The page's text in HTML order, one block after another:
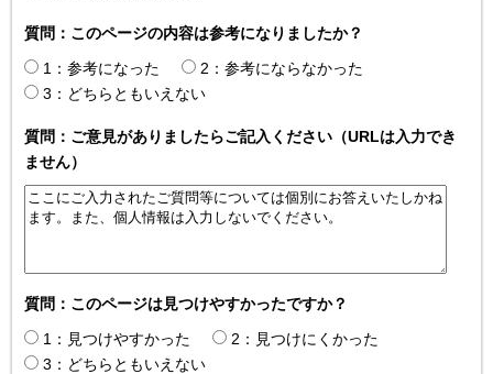
質問：このページの内容は参考になりましたか？
1：参考になった
2：参考にならなかった
3：どちらともいえない
質問：ご意見がありましたらご記入ください（URLは入力でき
ません）
質問：このページは見つけやすかったですか？
1：見つけやすかった
2：見つけにくかった
3：どちらともいえない